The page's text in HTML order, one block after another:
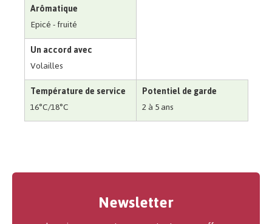
Arômatique
Epicé - fruité
Un accord avec
Volailles
Température de service
16°C/18°C
Potentiel de garde
2 à 5 ans
Newsletter